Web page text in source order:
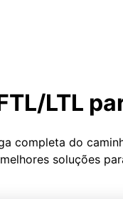
LTL
completa do
soluções